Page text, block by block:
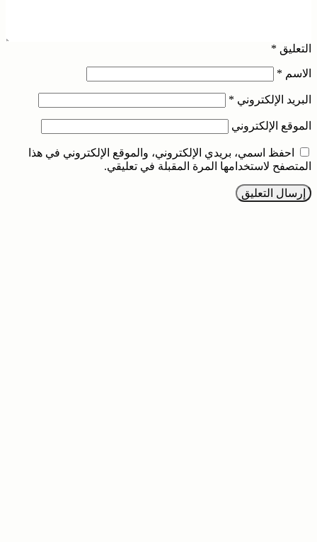
التعليق *
الاسم *
البريد الإلكتروني *
الموقع الإلكتروني
احفظ اسمي، بريدي الإلكتروني، والموقع الإلكتروني في هذا
المتصفح لاستخدامها المرة المقبلة في تعليقي.